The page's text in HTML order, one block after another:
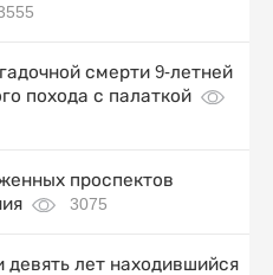
смерти 9-летней
похода с палаткой
проспектов
3075
девять лет находившийся